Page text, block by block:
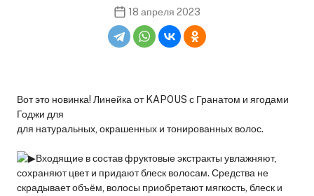
18 апреля 2023
Вот это новинка! Линейка от KAPOUS с Гранатом и ягодами
Годжи для
для натуральных, окрашенных и тонированных волос.
Входящие в состав фруктовые экстракты увлажняют,
сохраняют цвет и придают блеск волосам. Средства не
скрадывает объём, волосы приобретают мягкость, блеск и